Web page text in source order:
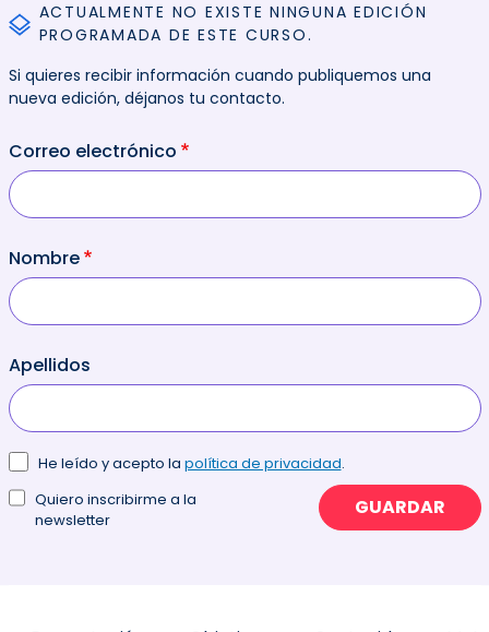
ACTUALMENTE NO EXISTE NINGUNA EDICIÓN
PROGRAMADA DE ESTE CURSO.
Si quieres recibir información cuando publiquemos una
nueva edición, déjanos tu contacto.
Correo electrónico
Nombre
Apellidos
He leído y acepto la política de privacidad.
Quiero inscribirme a la
newsletter
GUARDAR